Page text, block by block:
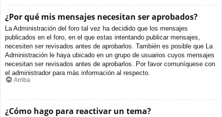
¿Por qué mis mensajes necesitan ser aprobados?
La Administración del foro tal vez ha decidido que los mensajes
publicados en el foro, en el que estas intentando publicar mensajes,
necesiten ser revisados antes de aprobarlos. También es posible que La
Administración le haya ubicado en un grupo de usuarios cuyos mensajes
necesitan ser revisados antes de aprobarlos. Por favor comuníquese con
el administrador para más información al respecto.
Arriba
¿Cómo hago para reactivar un tema?